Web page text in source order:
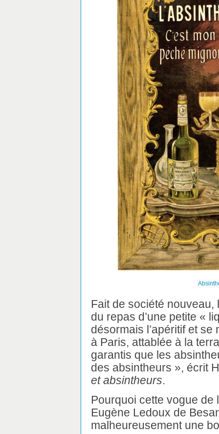
Fait de société nouveau,
du repas d’une petite «
désormais l’apéritif et se
à Paris, attablée à la
garantis que les
des absintheurs », écrit
et absintheurs.
Pourquoi cette vogue de
Eugène Ledoux de
malheureusement une